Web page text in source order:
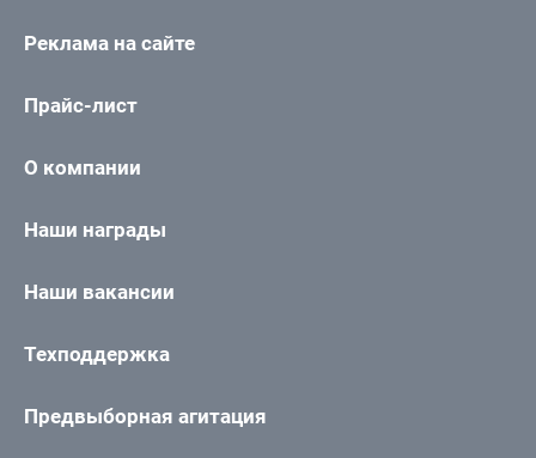
Реклама на сайте
Прайс-лист
О компании
Наши награды
Наши вакансии
Техподдержка
Предвыборная агитация